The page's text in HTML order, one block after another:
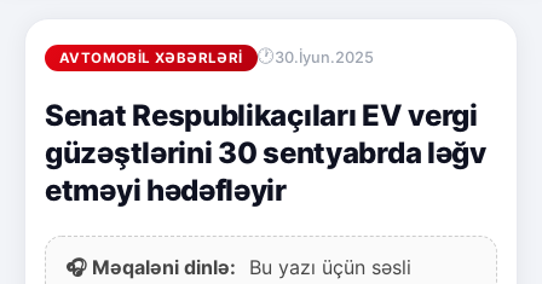
AVTOMOBIL XƏBƏRLƏRI 30.İyun.2025
Senat Respublikaçıları EV vergi
güzəştlərini 30 sentyabrda ləğv
etməyi hədəfləyir
🎧 Məqaləni dinlə:
Bu yazı üçün səsli